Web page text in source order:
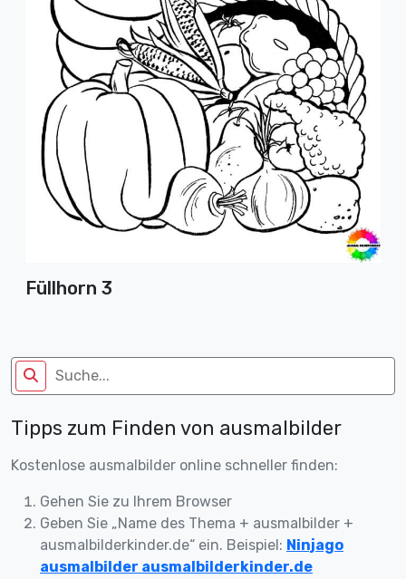
Füllhorn 3
Tipps zum Finden von ausmalbilder
Kostenlose ausmalbilder online schneller finden:
Gehen Sie zu Ihrem Browser
Geben Sie „Name des Thema + ausmalbilder +
ausmalbilderkinder.de“ ein. Beispiel: Ninjago
ausmalbilder ausmalbilderkinder.de